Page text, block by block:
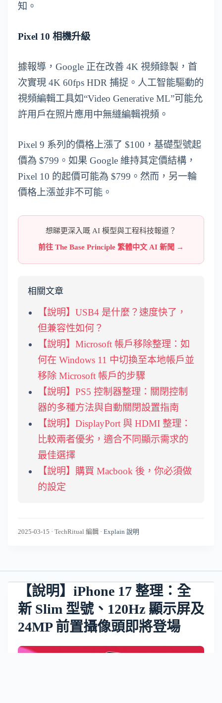
知。
Pixel 10 相機升級
據報導，Google 正在改善 4K 視頻錄製，首
次實現 4K 60fps HDR 捕捉。人工智能驅動的
視頻編輯工具如“Video Generative ML”可能允
許用戶在照片應用中無縫編輯視頻。
Pixel 9 系列的價格上漲了 $100，基礎型號起
價為 $799。如果 Google 維持其定價結構，
Pixel 10 的起價可能為 $799。然而，另一輪
價格上漲並非不可能。
想睇更深入嘅 AI 模型與工程科技報道？
前往 The Base Principle 繁體中文 AI 新聞 →
相關文章
【說明】USB4 是什麼？速度快了，
但兼容性如何？
【說明】Microsoft 帳戶移除整理：如
何在 Windows 11 中切換至本地帳戶並
移除 Microsoft 帳戶的步驟
【說明】PS5 控制器整理：關閉控制
器的多種方法與自動關閉設置指南
【說明】DisplayPort 與 HDMI 整理：
比較兩者優劣，適合不同顯示需求的
最佳選擇
【說明】購買 Macbook 後，你必須做
的設定
2025-03-15 · TechRitual 編輯 · Explain 說明
【說明】iPhone 17 整理：全
新 Slim 型號、120Hz 顯示屏及
24MP 前置攝像頭即將登場